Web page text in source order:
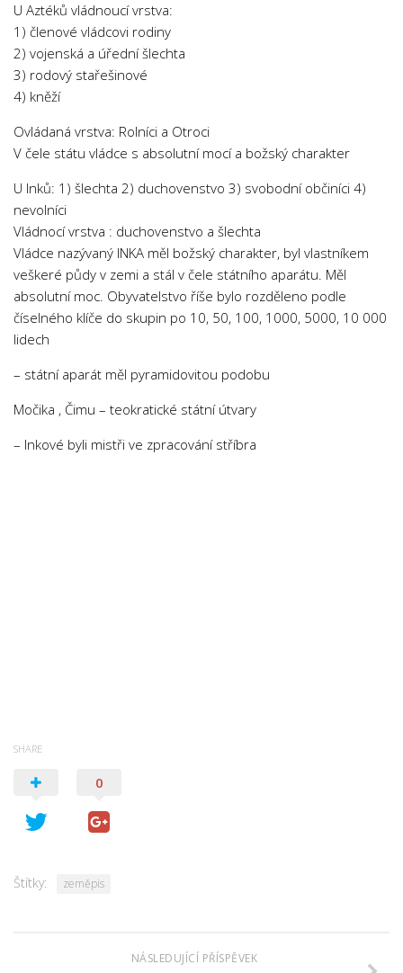
U Aztéků vládnoucí vrstva:
1) členové vládcovi rodiny
2) vojenská a úřední šlechta
3) rodový stařešinové
4) kněží
Ovládaná vrstva: Rolníci a Otroci
V čele státu vládce s absolutní mocí a božský charakter
U Inků: 1) šlechta 2) duchovenstvo 3) svobodní občiníci 4)
nevolníci
Vládnocí vrstva : duchovenstvo a šlechta
Vládce nazývaný INKA měl božský charakter, byl vlastníkem
veškeré půdy v zemi a stál v čele státního aparátu. Měl
absolutní moc. Obyvatelstvo říše bylo rozděleno podle
číselného klíče do skupin po 10, 50, 100, 1000, 5000, 10 000
lidech
– státní aparát měl pyramidovitou podobu
Močika , Čimu – teokratické státní útvary
– Inkové byli mistři ve zpracování stříbra
SHARE
0
Štítky: zeměpis
NÁSLEDUJÍCÍ PŘÍSPĚVEK